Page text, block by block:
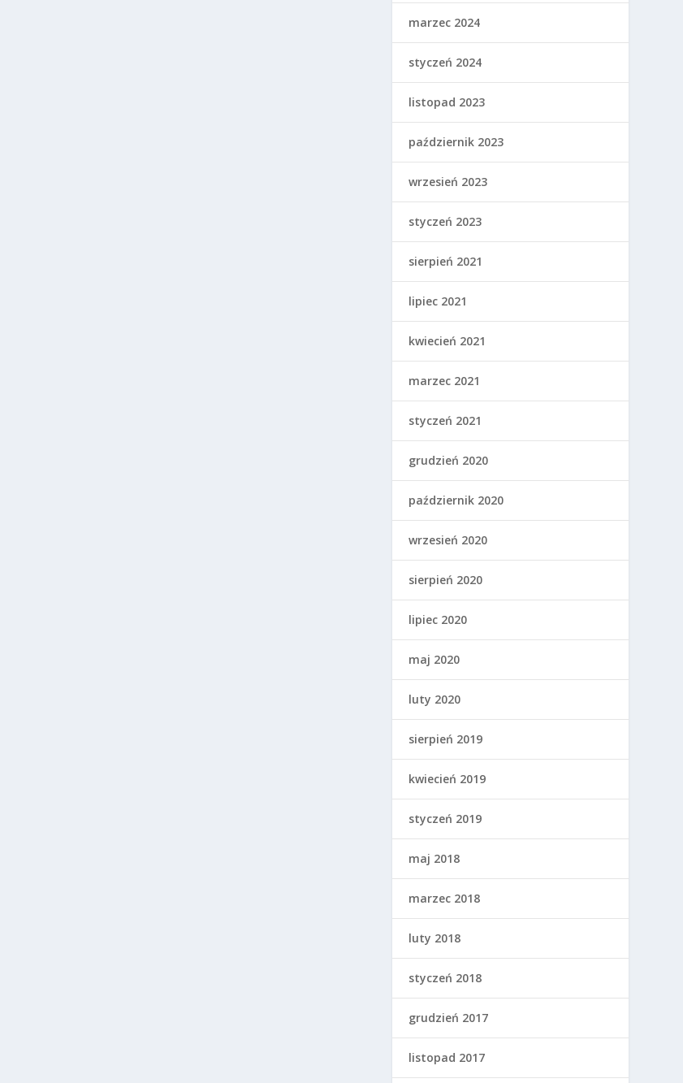
marzec 2024
styczeń 2024
listopad 2023
październik 2023
wrzesień 2023
styczeń 2023
sierpień 2021
lipiec 2021
kwiecień 2021
marzec 2021
styczeń 2021
grudzień 2020
październik 2020
wrzesień 2020
sierpień 2020
lipiec 2020
maj 2020
luty 2020
sierpień 2019
kwiecień 2019
styczeń 2019
maj 2018
marzec 2018
luty 2018
styczeń 2018
grudzień 2017
listopad 2017